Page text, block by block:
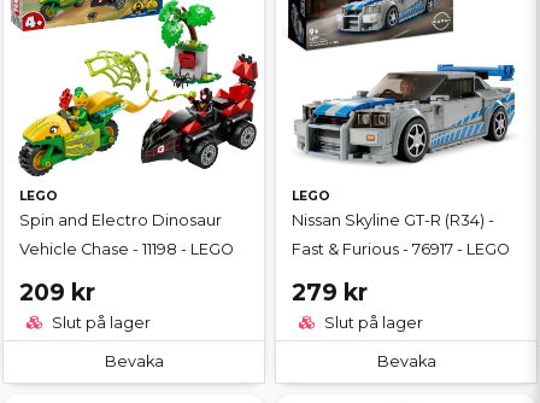
LEGO
Spin and Electro Dinosaur
Vehicle Chase - 11198 - LEGO
209 kr
Slut på lager
Bevaka
LEGO
Nissan Skyline GT-R (R34) -
Fast & Furious - 76917 - LEGO
279 kr
Slut på lager
Bevaka